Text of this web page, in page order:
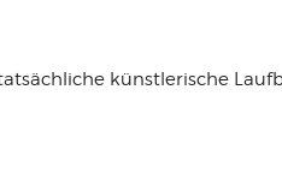
künstlerische